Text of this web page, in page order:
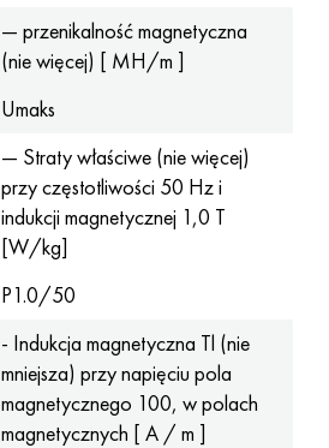
— przenikalność magnetyczna
(nie więcej) [ MH/m ]
Umaks
— Straty właściwe (nie więcej)
przy częstotliwości 50 Hz i
indukcji magnetycznej 1,0 T
[W/kg]
P1.0/50
- Indukcja magnetyczna Tl (nie
mniejsza) przy napięciu pola
magnetycznego 100, w polach
magnetycznych [ A / m ]